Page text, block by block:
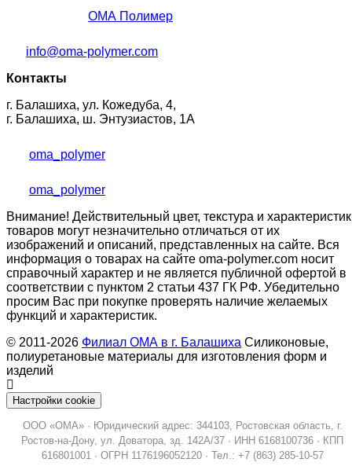
ОМА Полимер
info@oma-polymer.com
Контакты
г. Балашиха, ул. Кожедуба, 4,
г. Балашиха, ш. Энтузиастов, 1А
oma_polymer
oma_polymer
Внимание! Действительный цвет, текстура и
товаров могут незначительно отличаться от их
изображений и описаний, представленных на сайте. Вся
информация о товарах на сайте oma-polymer.com носит
справочный характер и не является публичной офертой в
соответствии с пунктом 2 статьи 437 ГК РФ. Убедительно
просим Вас при покупке проверять наличие желаемых
функций и характеристик.
© 2011-2026 Филиал ОМА в г. Балашиха Силиконовые,
полиуретановые материалы для изготовления форм и
изделий
Настройки cookie
ООО «ОМА» · Юридический адрес: 344103, Ростовская область, г.
Ростов-на-Дону, ул. Доватора, зд. 142А/37 · ИНН 6168100736 · КПП
616801001 · ОГРН 1176196052120 · Тел.: +7 (863) 285-10-57